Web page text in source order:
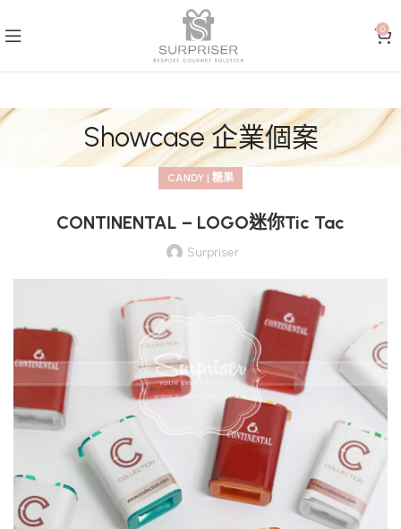
0
Showcase 企業個案
CANDY | 糖果
CONTINENTAL – LOGO迷你Tic Tac
Surpriser